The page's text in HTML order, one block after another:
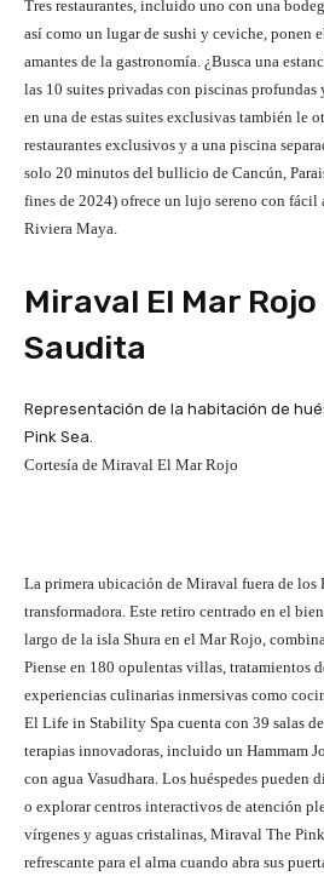
Tres restaurantes, incluido uno con una
así como un lugar de sushi y ceviche, ponen
amantes de la gastronomía. ¿Busca una
las 10 suites privadas con piscinas profundas
en una de estas suites exclusivas también le
restaurantes exclusivos y a una piscina
solo 20 minutos del bullicio de Cancún,
fines de 2024) ofrece un lujo sereno con fácil
Riviera Maya.
Miraval El Mar
Saudita
Representación de la habitación de
Pink Sea.
Cortesía de Miraval El Mar Rojo
La primera ubicación de Miraval fuera de los
transformadora. Este retiro centrado en el
largo de la isla Shura en el Mar Rojo,
Piense en 180 opulentas villas, tratamientos
experiencias culinarias inmersivas como
El Life in Stability Spa cuenta con 39 salas
terapias innovadoras, incluido un Hammam
con agua Vasudhara. Los huéspedes pueden
o explorar centros interactivos de atención
vírgenes y aguas cristalinas, Miraval The
refrescante para el alma cuando abra sus